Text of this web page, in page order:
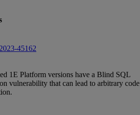
45162
1E Platform versions have a Blind SQL
vulnerability that can lead to arbitrary code